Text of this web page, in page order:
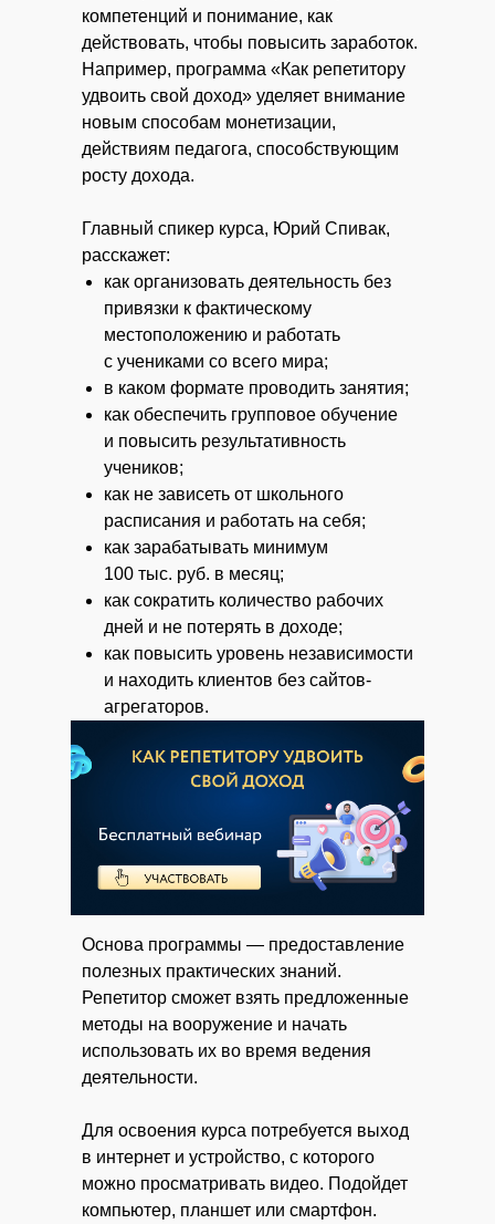
компетенций и понимание, как
действовать, чтобы повысить заработок.
Например, программа «Как репетитору
удвоить свой доход» уделяет внимание
новым способам монетизации,
действиям педагога, способствующим
росту дохода.
Главный спикер курса, Юрий Спивак,
расскажет:
как организовать деятельность без
привязки к фактическому
местоположению и работать
с учениками со всего мира;
в каком формате проводить занятия;
как обеспечить групповое обучение
и повысить результативность
учеников;
как не зависеть от школьного
расписания и работать на себя;
как зарабатывать минимум
100 тыс. руб. в месяц;
как сократить количество рабочих
дней и не потерять в доходе;
как повысить уровень независимости
и находить клиентов без сайтов-
агрегаторов.
Основа программы — предоставление
полезных практических знаний.
Репетитор сможет взять предложенные
методы на вооружение и начать
использовать их во время ведения
деятельности.
Для освоения курса потребуется выход
в интернет и устройство, с которого
можно просматривать видео. Подойдет
компьютер, планшет или смартфон.